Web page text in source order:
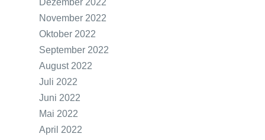
Dezember 2022
November 2022
Oktober 2022
September 2022
August 2022
Juli 2022
Juni 2022
Mai 2022
April 2022